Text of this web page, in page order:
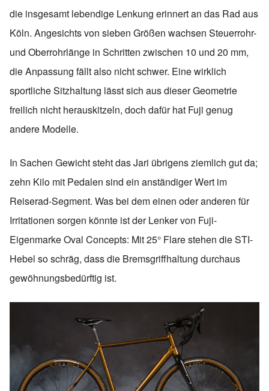
die insgesamt lebendige Lenkung erinnert an das Rad aus
Köln. Angesichts von sieben Größen wachsen Steuerrohr-
und Oberrohrlänge in Schritten zwischen 10 und 20 mm,
die Anpassung fällt also nicht schwer. Eine wirklich
sportliche Sitzhaltung lässt sich aus dieser Geometrie
freilich nicht herauskitzeln, doch dafür hat Fuji genug
andere Modelle.
In Sachen Gewicht steht das Jari übrigens ziemlich gut da;
zehn Kilo mit Pedalen sind ein anständiger Wert im
Reiserad-Segment. Was bei dem einen oder anderen für
Irritationen sorgen könnte ist der Lenker von Fuji-
Eigenmarke Oval Concepts: Mit 25° Flare stehen die STI-
Hebel so schräg, dass die Bremsgriffhaltung durchaus
gewöhnungsbedürftig ist.